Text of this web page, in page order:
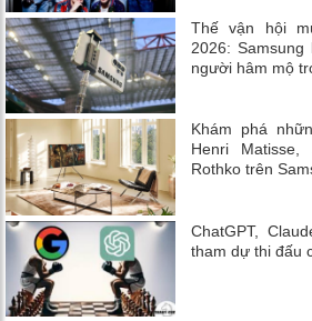
Thế vận hội
2026:
người hâm mộ
Khám phá
Henri
Rothko trên
ChatGPT,
tham dự thi đấu